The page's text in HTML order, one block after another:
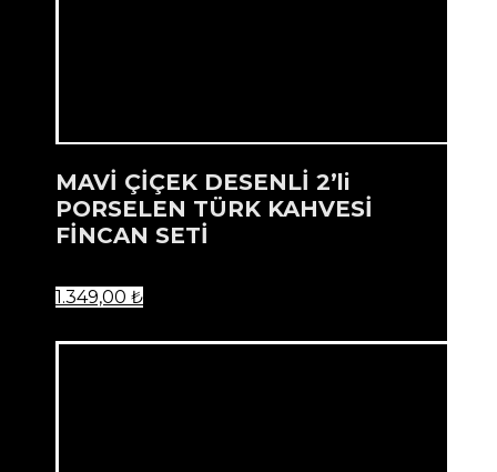
MAVİ ÇİÇEK DESENLİ 2’li
PORSELEN TÜRK KAHVESİ
FİNCAN SETİ
1.349,00 ₺